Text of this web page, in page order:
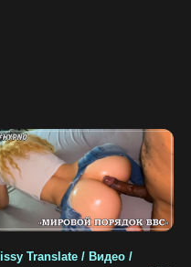
Translate / Видео /